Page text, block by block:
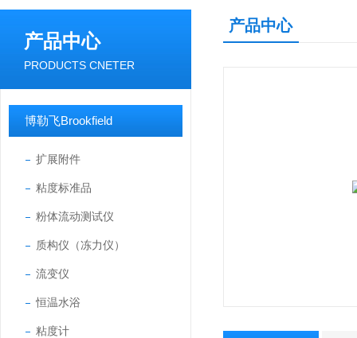
产品中心
PRODUCTS CNETER
博勒飞Brookfield
扩展附件
粘度标准品
粉体流动测试仪
质构仪（冻力仪）
流变仪
恒温水浴
粘度计
产品中心